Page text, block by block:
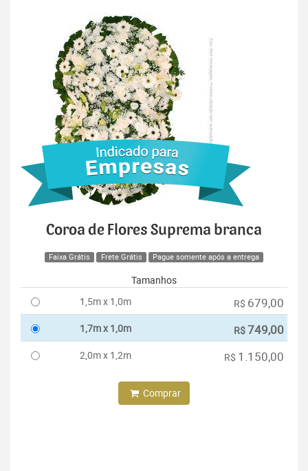
Coroa de Flores Suprema branca
Faixa Grátis Frete Grátis Pague somente após a entrega
Tamanhos
1,5m x 1,0m
R$ 679,00
1,7m x 1,0m R$749,00
2,0m x 1,2m R$ 1.150,00
Comprar